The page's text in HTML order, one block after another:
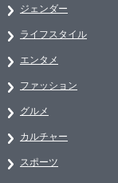
ジェンダー
ライフスタイル
エンタメ
ファッション
グルメ
カルチャー
スポーツ